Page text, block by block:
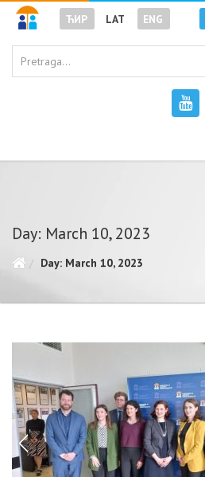
ЋИР LAT ENG
Day: March 10, 2023
Day: March 10, 2023